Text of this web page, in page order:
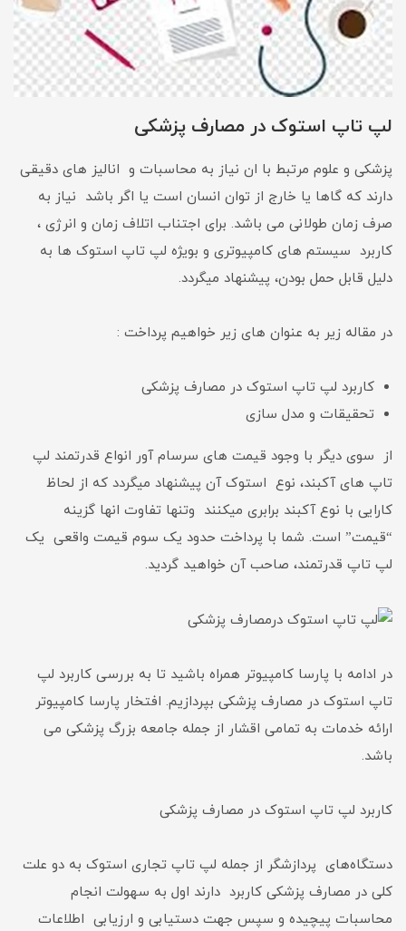
لپ تاپ استوک در مصارف پزشکی
پزشکی و علوم مرتبط با ان نیاز به محاسبات و انالیز های دقیقی
دارند که گاها یا خارج از توان انسان است یا اگر باشد نیاز به
صرف زمان طولانی می باشد. برای اجتناب اتلاف زمان و انرژی ،
کاربرد سیستم های کامپیوتری و بویژه لپ تاپ استوک ها به
دلیل قابل حمل بودن، پیشنهاد میگردد.
در مقاله زیر به عنوان های زیر خواهیم پرداخت :
کاربرد لپ تاپ استوک در مصارف پزشکی
تحقیقات و مدل سازی
از سوی دیگر با وجود قیمت های سرسام آور انواع قدرتمند لپ
تاپ های آکبند، نوع استوک آن پیشنهاد میگردد که از لحاظ
کارایی با نوع آکبند برابری میکنند وتنها تفاوت انها گزینه
“قیمت” است. شما با پرداخت حدود یک سوم قیمت واقعی یک
لپ تاپ قدرتمند، صاحب آن خواهید گردید.
در ادامه با پارسا کامپیوتر همراه باشید تا به بررسی کاربرد لپ
تاپ استوک در مصارف پزشکی بپردازیم. افتخار پارسا کامپیوتر
ارائه خدمات به تمامی اقشار از جمله جامعه بزرگ پزشکی می
باشد.
کاربرد لپ تاپ استوک در مصارف پزشکی
دستگاه‌های پردازشگر از جمله لپ تاپ تجاری استوک به دو علت
کلی در مصارف پزشکی کاربرد دارند اول به سهولت انجام
محاسبات پیچیده و سپس جهت دستیابی و ارزیابی اطلاعات